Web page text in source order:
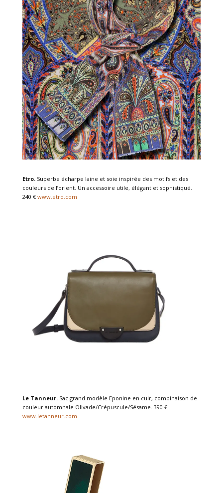
Etro.Superbe écharpe laine et soie inspirée des motifs et des
couleurs de l’orient. Un accessoire utile, élégant et sophistiqué.
240 € www.etro.com
Le Tanneur.Sac grand modèle Eponine en cuir, combinaison de
couleur automnale Olivade/Crépuscule/Sésame. 390 €
www.letanneur.com